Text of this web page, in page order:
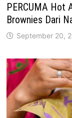
PERCUMA Hot
Brownies Dari
September 20,